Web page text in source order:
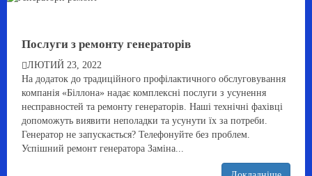
Послуги з ремонту генераторів
ЛЮТИЙ 23, 2022
На додаток до традиційного профілактичного обслуговування
компанія «Біллона» надає комплексні послуги з усунення
несправностей та ремонту генераторів. Наші технічні фахівці
допоможуть виявити неполадки та усунути їх за потреби.
Генератор не запускається? Телефонуйте без проблем.
Успішний ремонт генератора Заміна...